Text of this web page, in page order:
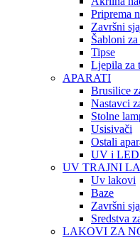
Priprema
Završni
Šabloni
Tipse
Ljepila za
APARATI
Brusilice
Nastavci
Stolne
Usisivači
Ostali
UV i LED
UV TRAJNI
Uv lakovi
Baze
Završni
Sredstva
LAKOVI ZA